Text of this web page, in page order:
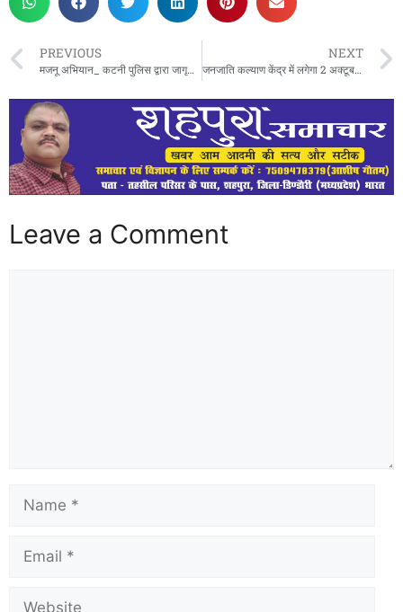
PREVIOUS
मजनू अभियान_ कटनी पुलिस द्वारा जागृति पार्क में विशेष अभियान,शोहदों को दी चेतावनी
NEXT
जनजाति कल्याण केंद्र में लगेगा 2 अक्टूबर 2024 को बृहद स्वास्थ्य शिविर, 10 से 12 हजार लोगो को मिलेगा लाभ ,मुख्यमंत्री के आने संभावना
Leave a Comment